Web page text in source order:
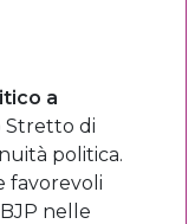
a
Stretto di
politica.
favorevoli
nelle